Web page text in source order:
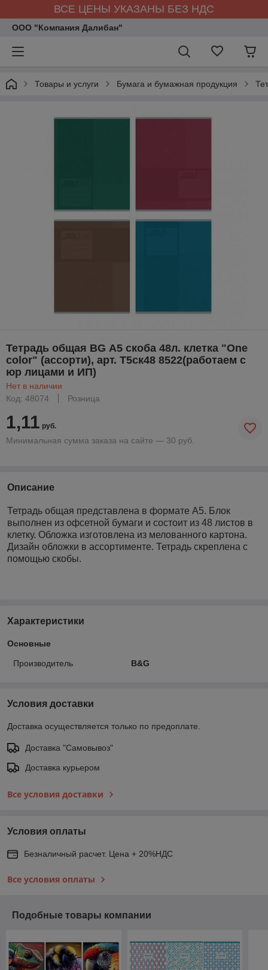
ВСЕ ЦЕНЫ УКАЗАНЫ БЕЗ НДС
ООО "Компания Далибан"
Товары и услуги Бумага и бумажная продукция
Тетрадь общая BG А5 скоба 48л. клетка "One
color" (ассорти), арт. Т5ск48 8522(работаем с
юр лицами и ИП)
Нет в наличии
Код: 48074
Розница
1,11 руб.
Минимальная сумма заказа на сайте — 30 руб.
Описание
Тетрадь общая представлена в формате А5. Блок
выполнен из офсетной бумаги и состоит из 48 листов в
клетку. Обложка изготовлена из мелованного картона.
Дизайн обложки в ассортименте. Тетрадь скреплена с
помощью скобы.
Характеристики
Основные
Производитель B&G
Условия доставки
Доставка осуществляется только по предоплате.
Доставка "Самовывоз"
Доставка курьером
Все условия доставки
Условия оплаты
Безналичный расчет. Цена + 20%НДС
Все условия оплаты
Подобные товары компании